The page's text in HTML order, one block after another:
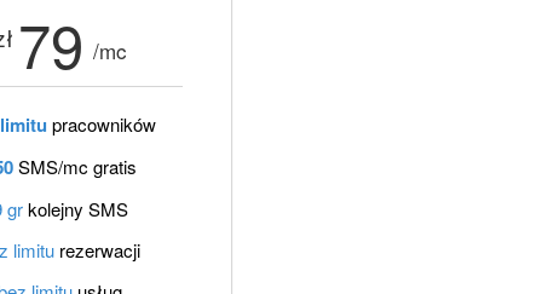
79 /mc
pracowników
SMS/mc gratis
grkolejny SMS
limitu rezerwacji